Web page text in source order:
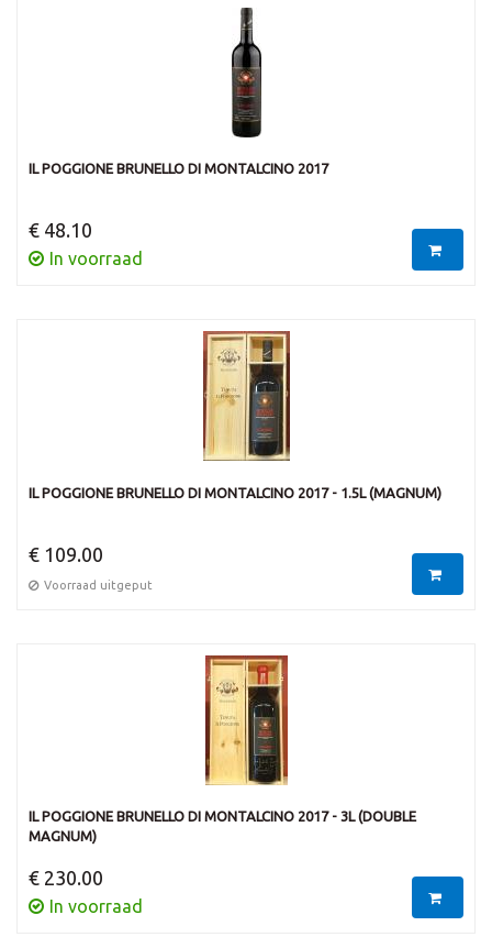
IL POGGIONE BRUNELLO DI MONTALCINO 2017
€ 48.10
In voorraad
IL POGGIONE BRUNELLO DI MONTALCINO 2017 - 1.5L (MAGNUM)
€ 109.00
Voorraad uitgeput
IL POGGIONE BRUNELLO DI MONTALCINO 2017 - 3L (DOUBLE
MAGNUM)
€ 230.00
In voorraad